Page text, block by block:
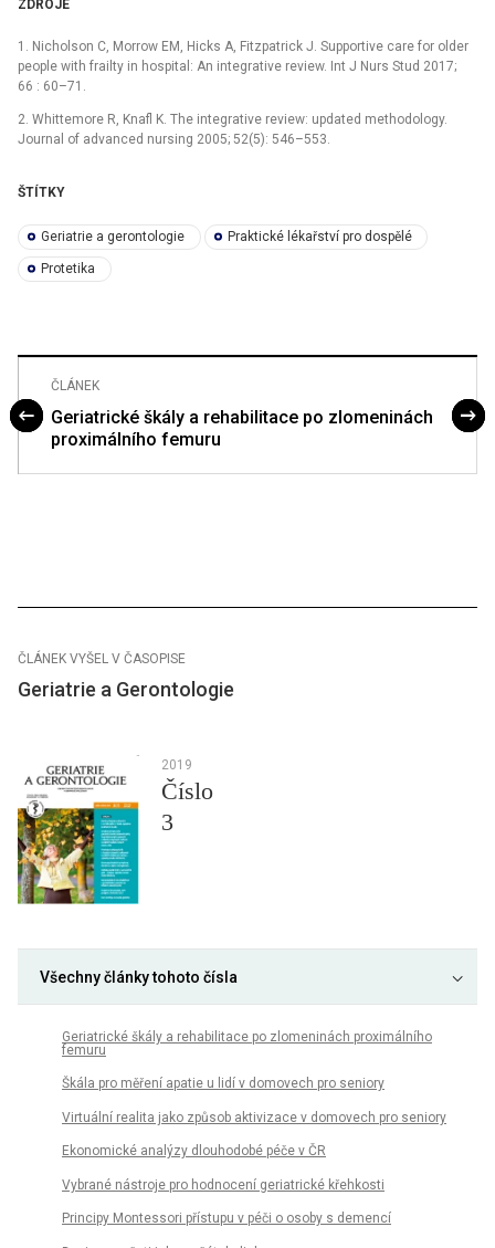
ZDROJE
1. Nicholson C, Morrow EM, Hicks A, Fitzpatrick J. Supportive care for older
people with frailty in hospital: An integrative review. Int J Nurs Stud 2017;
66 : 60–71.
2. Whittemore R, Knafl K. The integrative review: updated methodology.
Journal of advanced nursing 2005; 52(5): 546–553.
ŠTÍTKY
Geriatrie a gerontologie Praktické lékařství pro dospělé
Protetika
ČLÁNEK
Geriatrické škály a rehabilitace po zlomeninách
proximálního femuru
ČLÁNEK VYŠEL V ČASOPISE
Geriatrie a Gerontologie
2019
Číslo
3
Všechny články tohoto čísla
Geriatrické škály a rehabilitace po zlomeninách proximálního
femuru
Škála pro měření apatie u lidí v domovech pro seniory
Virtuální realita jako způsob aktivizace v domovech pro seniory
Ekonomické analýzy dlouhodobé péče v ČR
Vybrané nástroje pro hodnocení geriatrické křehkosti
Principy Montessori přístupu v péči o osoby s demencí